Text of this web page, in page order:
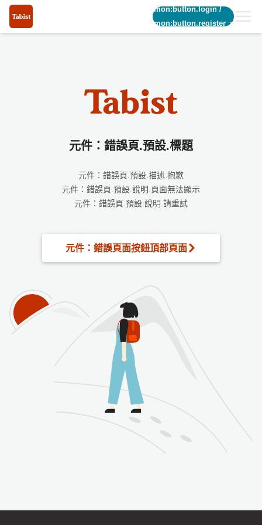
common:button.login/
common:button.register_short
元件：錯誤頁.預設.標題
元件：錯誤頁.預設.描述.抱歉
元件：錯誤頁.預設.說明.頁面無法顯示
元件：錯誤頁.預設.說明.請重試
元件：錯誤頁面按鈕頂部頁面